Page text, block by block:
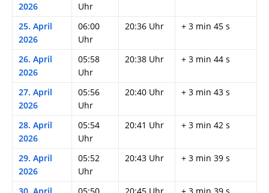
2026
Uhr
25. April
2026
06:00
Uhr
20:36 Uhr + 3 min 45 s
26. April
2026
05:58
Uhr
20:38 Uhr + 3 min 44 s
27. April
2026
05:56
Uhr
20:40 Uhr + 3 min 43 s
28. April
2026
05:54
Uhr
20:41 Uhr + 3 min 42 s
29. April
2026
05:52
Uhr
20:43 Uhr + 3 min 39 s